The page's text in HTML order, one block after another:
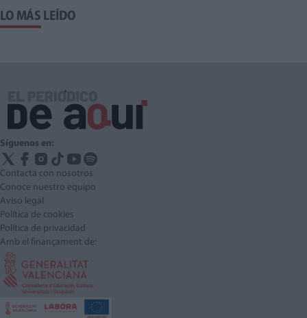
LO MÁS LEÍDO
Síguenos en:
Contacta con nosotros
Conoce nuestro equipo
Aviso legal
Política de cookies
Política de privacidad
Amb el finançament de: